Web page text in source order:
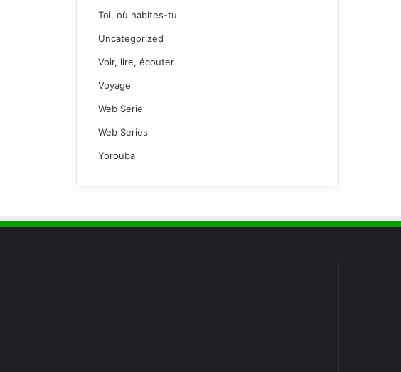
Toi, où habites-tu
Uncategorized
Voir, lire, écouter
Voyage
Web Série
Web Series
Yorouba